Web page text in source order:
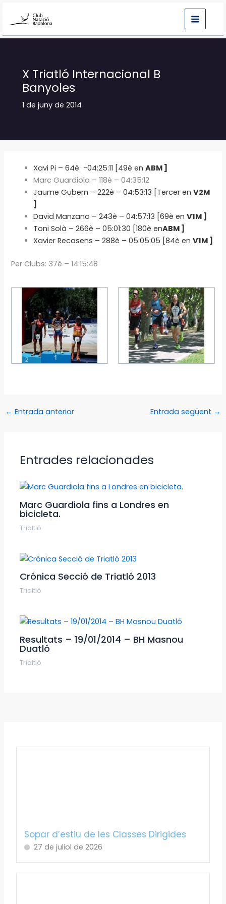
X Triatló Internacional B
Banyoles
1 de juny de 2014
Xavi Pi – 64è -04:25:11 [49è enABM ]
Marc Guardiola – 118è – 04:35:12
Jaume Gubern – 222è – 04:53:13 [Tercer enV2M
]
David Manzano – 243è – 04:57:13 [69è enV1M ]
Toni Solà – 266è – 05:01:30 [180è enABM ]
Xavier Recasens – 288è – 05:05:05 [84è enV1M ]
Per Clubs: 37è – 14:15:48
← Entrada anterior Entrada següent →
Entrades relacionades
Marc Guardiola fins a Londres en
bicicleta.
Trialtló
Crónica Secció de Triatló 2013
Trialtló
Resultats – 19/01/2014 – BH Masnou
Duatló
Trialtló
Sopar d’estiu de les Classes Dirigides
27 de juliol de 2026